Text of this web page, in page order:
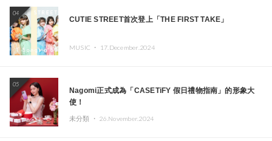
04
CUTIE STREET首次登上「THE FIRST TAKE」
MUSIC ・ 17.December.2024
05
Nagomi正式成為「CASETiFY 假日禮物指南」的形象大
使！
未分類 ・ 26.November.2024